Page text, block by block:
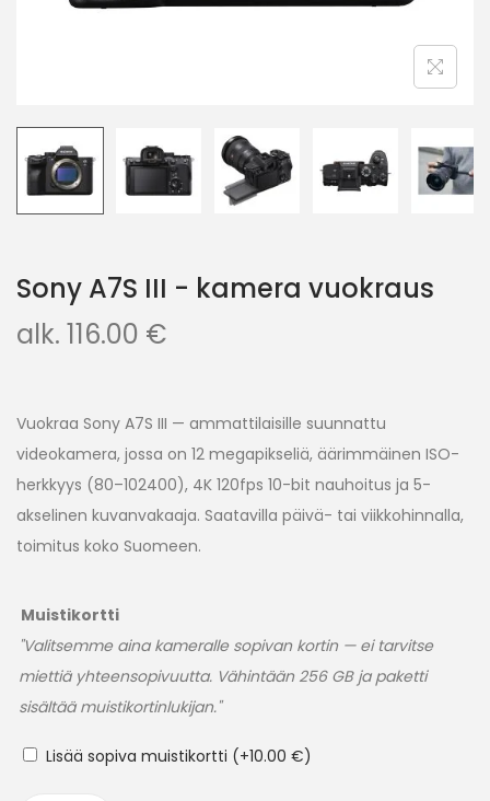
Sony A7S III - kamera vuokraus
alk. 116.00 €
Vuokraa Sony A7S III — ammattilaisille suunnattu
videokamera, jossa on 12 megapikseliä, äärimmäinen ISO-
herkkyys (80–102400), 4K 120fps 10-bit nauhoitus ja 5-
akselinen kuvanvakaaja. Saatavilla päivä- tai viikkohinnalla,
toimitus koko Suomeen.
Muistikortti
"Valitsemme aina kameralle sopivan kortin — ei tarvitse
miettiä yhteensopivuutta. Vähintään 256 GB ja paketti
sisältää muistikortinlukijan."
Lisää sopiva muistikortti (+10.00 €)